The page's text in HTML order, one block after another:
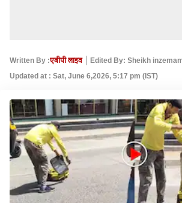
Written By :एबीपी लाइव
Edited By: Sheikh
Updated at : Sat, June 6,2026, 5:17 pm (IST)